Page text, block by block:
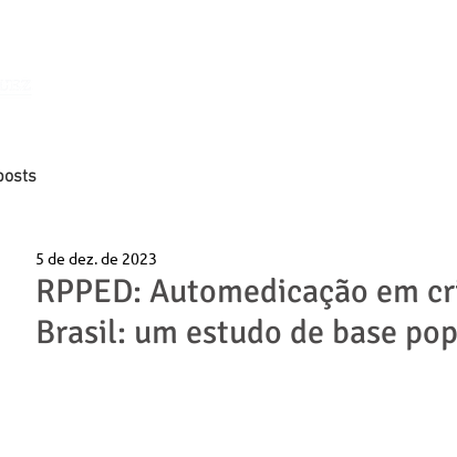
RPPED: Automedicação em
Brasil: um estudo de base
5 de dez. de 2023